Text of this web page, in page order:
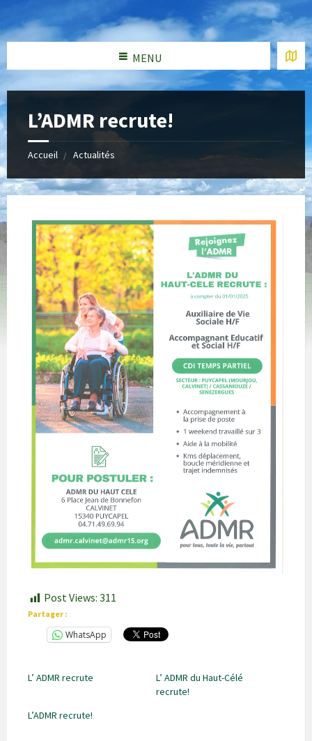
MENU
L’ADMR recrute!
Accueil Actualités
Post Views: 311
Partager :
WhatsApp
L’ ADMR recrute
L’ ADMR du Haut-Célé
recrute!
L’ADMR recrute!